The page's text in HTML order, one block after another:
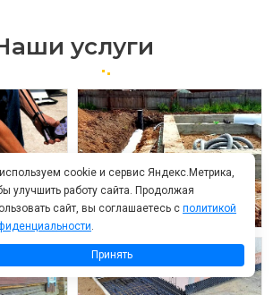
услуги
Дренаж фундамента
cookie и сервис Яндекс.Метрика,
улучшить работу сайта. Продолжая
сайт, вы соглашаетесь с политикой
.
Принять